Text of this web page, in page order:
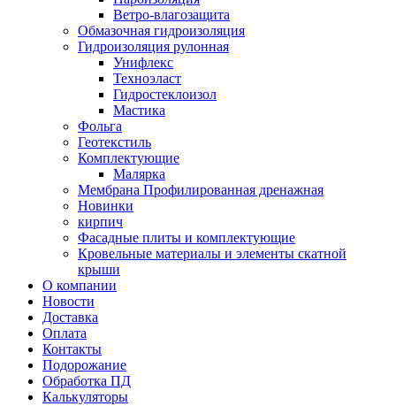
Ветро-влагозащита
Обмазочная гидроизоляция
Гидроизоляция рулонная
Унифлекс
Техноэласт
Гидростеклоизол
Мастика
Фольга
Геотекстиль
Комплектующие
Малярка
Мембрана Профилированная дренажная
Новинки
кирпич
Фасадные плиты и комплектующие
Кровельные материалы и элементы скатной
крыши
О компании
Новости
Доставка
Оплата
Контакты
Подорожание
Обработка ПД
Калькуляторы